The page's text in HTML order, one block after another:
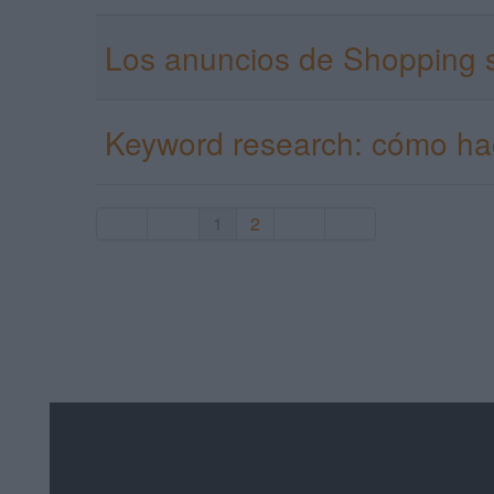
Los anuncios de Shopping
Keyword research: cómo
2